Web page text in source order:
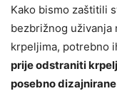
Kako bismo zaštitili
bezbrižnog uživanja
krpeljima, potrebno
prije odstraniti
posebno